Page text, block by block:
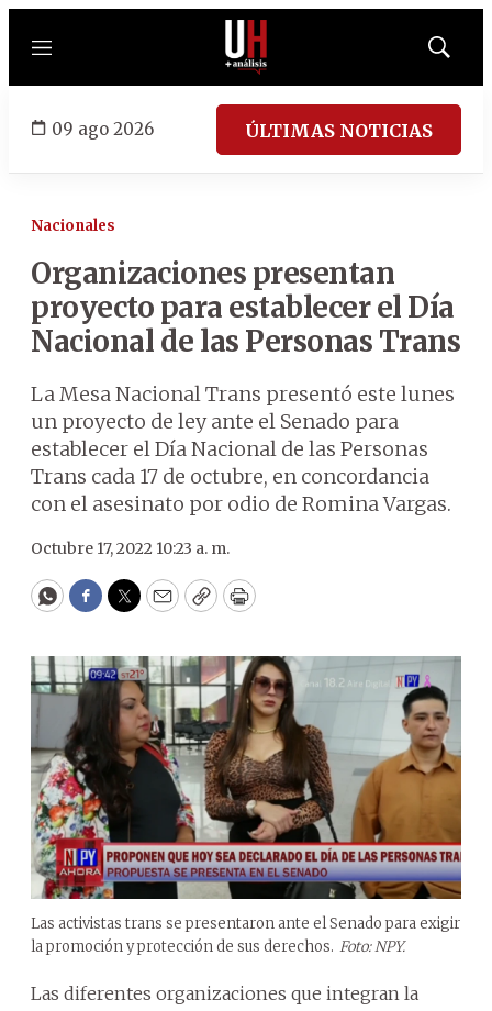
Menú
Mostrar
09 ago 2026 ÚLTIMAS NOTICIAS
Nacionales
Organizaciones presentan
proyecto para establecer el Día
Nacional de las Personas Trans
La Mesa Nacional Trans presentó este lunes
un proyecto de ley ante el Senado para
establecer el Día Nacional de las Personas
Trans cada 17 de octubre, en concordancia
con el asesinato por odio de Romina Vargas.
Octubre 17, 2022 10:23 a. m.
WhatsApp
Facebook
Twitter
EmailCopyPrint
Las activistas trans se presentaron ante el Senado para exigir
la promoción y protección de sus derechos. Foto: NPY.
Las diferentes organizaciones que integran la